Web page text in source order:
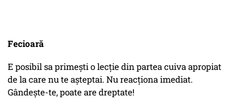
Fecioară
E posibil sa primeşti o lecţie din partea cuiva apropiat
de la care nu te aşteptai. Nu reacţiona imediat.
Gândeşte-te, poate are dreptate!